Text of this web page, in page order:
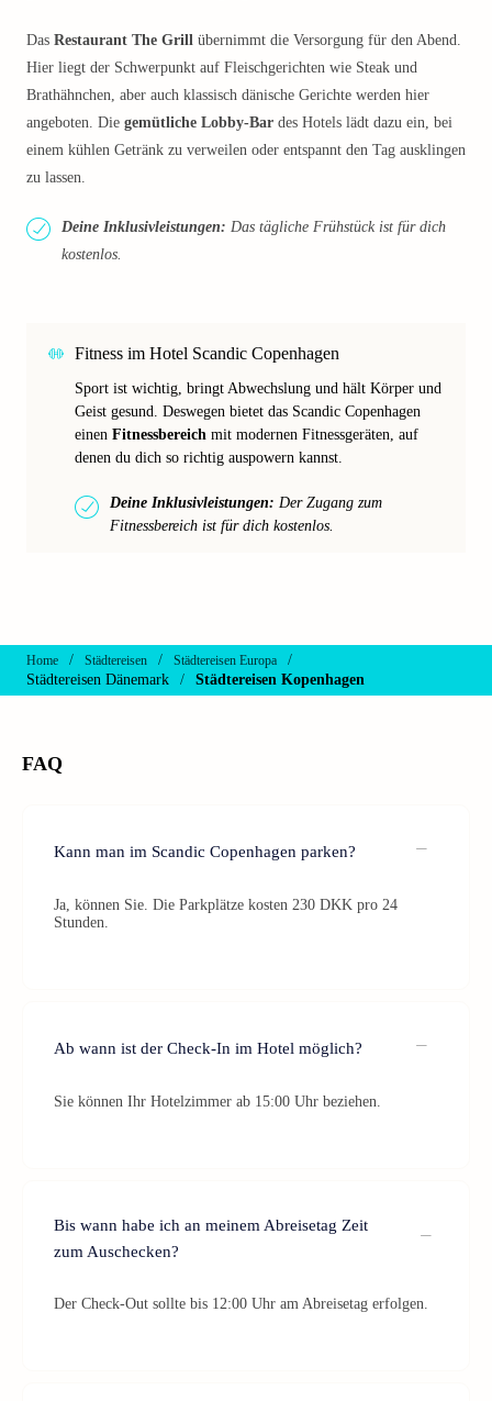
Das Restaurant The Grill übernimmt die Versorgung für den Abend.
Hier liegt der Schwerpunkt auf Fleischgerichten wie Steak und
Brathähnchen, aber auch klassisch dänische Gerichte werden hier
angeboten. Die gemütliche Lobby-Bar des Hotels lädt dazu ein, bei
einem kühlen Getränk zu verweilen oder entspannt den Tag ausklingen
zu lassen.
Deine Inklusivleistungen: Das tägliche Frühstück ist für dich
kostenlos.
Fitness im Hotel Scandic Copenhagen
Sport ist wichtig, bringt Abwechslung und hält Körper und
Geist gesund. Deswegen bietet das Scandic Copenhagen
einen Fitnessbereich mit modernen Fitnessgeräten, auf
denen du dich so richtig auspowern kannst.
Deine Inklusivleistungen: Der Zugang zum
Fitnessbereich ist für dich kostenlos.
Home / Städtereisen / Städtereisen Europa
/
Städtereisen Dänemark
/ Städtereisen Kopenhagen
FAQ
Kann man im Scandic Copenhagen parken?
Ja, können Sie. Die Parkplätze kosten 230 DKK pro 24
Stunden.
Ab wann ist der Check-In im Hotel möglich?
Sie können Ihr Hotelzimmer ab 15:00 Uhr beziehen.
Bis wann habe ich an meinem Abreisetag Zeit
zum Auschecken?
Der Check-Out sollte bis 12:00 Uhr am Abreisetag erfolgen.